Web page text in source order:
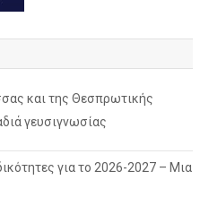
και της Θεσπρωτικής
γευσιγνωσίας
για το 2026-2027 – Μια